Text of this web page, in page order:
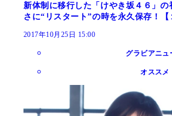
新体制に移行した「けやき坂４６」の
さに“リスタート”の時を永久保存！【
2017年10月25日 15:00
グラビアニュ
オススメ